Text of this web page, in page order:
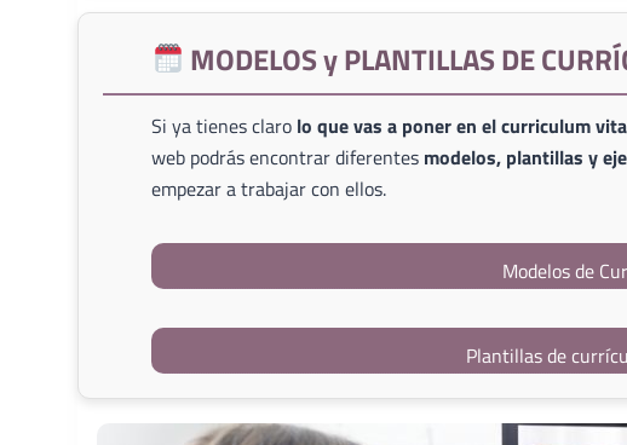
MODELOS y PLANTILLAS DE
Si ya tienes claro lo que vas a poner en el curriculum
web podrás encontrar diferentes modelos, plantillas y
empezar a trabajar con ellos.
Modelos de
Plantillas de